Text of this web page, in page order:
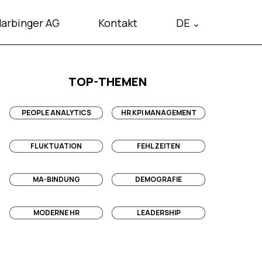
AG Kontakt DE
entdecken
Senken Sie Kosten & Quote.
Management
TOP-THEMEN
PEOPLE ANALYTICS HR KPI MANAGEMENT
FLUKTUATION FEHLZEITEN
MA-BINDUNG DEMOGRAFIE
MODERNE HR LEADERSHIP